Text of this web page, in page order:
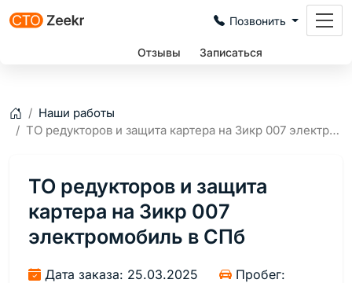
Позвонить
Отзывы Записаться
ГлавнаяНаши работы
ТО редукторов и защита картера на Зикр 007 электромобиль в СПб
ТО редукторов и защита
картера на Зикр 007
электромобиль в СПб
Дата заказа: 25.03.2025
Пробег: